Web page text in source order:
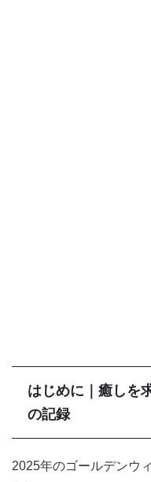
はじめに｜ 癒しを
の記録
2025年のゴールデンウ